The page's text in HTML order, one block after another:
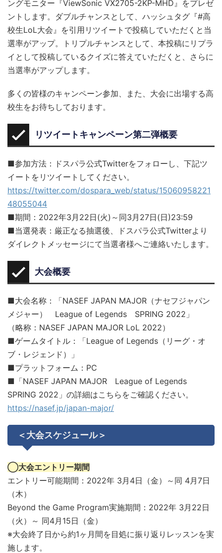
ングモニター『ViewSonic VX2705-2KP-MHD』をプレゼ
ントします。ダブルチャンスとして、ハッシュタグ『#高
校生LoL大会』を引用リツイートで投稿していただくと当
選率がアップ。トリプルチャンスとして、本投稿にリプラ
イとして投稿しているクイズに答えていただくと、さらに
当選率がアップします。
多くの皆様のキャンペーン参加、また、大会に出場する高
校生をお待ちしております。
リツイートキャンペーン第二弾概要
■参加方法：ドスパラ公式Twitterをフォローし、下記ツ
イートをリツイートしてください。
https://twitter.com/dospara_web/status/15060958221
48055044
■期間：2022年3月22日(火)～同3月27日(日)23:59
■当選発表：厳正なる抽選後、ドスパラ公式Twitterより
ダイレクトメッセージにて当選者様へご連絡いたします。
大会概要
■大会名称：「NASEF JAPAN MAJOR（ナセフジャパン
メジャー） League of Legends SPRING 2022」
（略称：NASEF JAPAN MAJOR LoL 2022）
■ゲームタイトル：「League of Legends（リーグ・オ
ブ・レジェンド）」
■プラットフォーム：PC
■「NASEF JAPAN MAJOR League of Legends
SPRING 2022」の詳細はこちらをご確認ください。
https://nasef.jp/japan-major/
＜大会スケジュール＞
◯大会エントリー期間
エントリー可能期間：2022年 3月4日（金）～同 4月7日
（木）
Beyond the Game Program実施期間：2022年 3月22日
（火）～ 同4月15日（金）
※大会終了日から約1ヶ月間を目処に振り返りレッスンを実
施します。